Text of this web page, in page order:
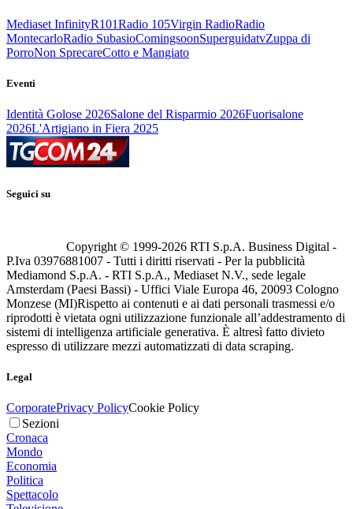
Mediaset InfinityR101Radio 105Virgin RadioRadio
MontecarloRadio SubasioComingsoonSuperguidatvZuppa di
PorroNon SprecareCotto e Mangiato
Eventi
Identità Golose 2026Salone del Risparmio 2026Fuorisalone
2026L'Artigiano in Fiera 2025
Seguici su
Copyright © 1999-2026 RTI S.p.A. Business Digital -
P.Iva 03976881007 - Tutti i diritti riservati - Per la pubblicità
Mediamond S.p.A. - RTI S.p.A., Mediaset N.V., sede legale
Amsterdam (Paesi Bassi) - Uffici Viale Europa 46, 20093 Cologno
Monzese (MI)Rispetto ai contenuti e ai dati personali trasmessi e/o
riprodotti è vietata ogni utilizzazione funzionale all’addestramento di
sistemi di intelligenza artificiale generativa. È altresì fatto divieto
espresso di utilizzare mezzi automatizzati di data scraping.
Legal
CorporatePrivacy PolicyCookie Policy
Sezioni
Cronaca
Mondo
Economia
Politica
Spettacolo